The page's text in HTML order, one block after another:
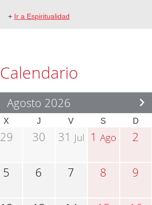
+ Ir a Espiritualidad
Calendario
Agosto 2026
X J V S D
29 30 31 Jul 1Ago 2
5 6 7 8 9